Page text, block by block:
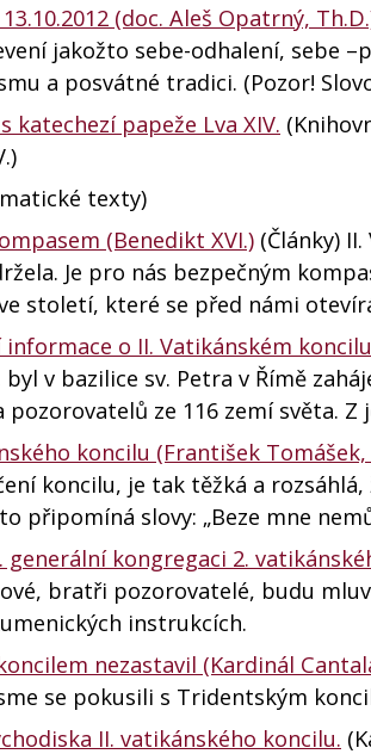
(doc. Aleš Opatrný,
jakožto sebe-odhalení, sebe
a posvátné tradici. (Pozor!
katechezí papeže Lva XIV.
texty)
(Benedikt XVI.) (Články)
Je pro nás bezpečným
století, které se před námi
o II. Vatikánském
byl v bazilice sv. Petra v Římě
ze 116 zemí světa. Z
koncilu (František
koncilu, je tak těžká a
připomíná slovy: „Beze mne
kongregaci 2.
bratři pozorovatelé, budu
instrukcích.
nezastavil (Kardinál
se pokusili s Tridentským
II. vatikánského koncilu.